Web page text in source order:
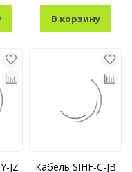
В корзину
JZ
Кабель SIHF-C-JB